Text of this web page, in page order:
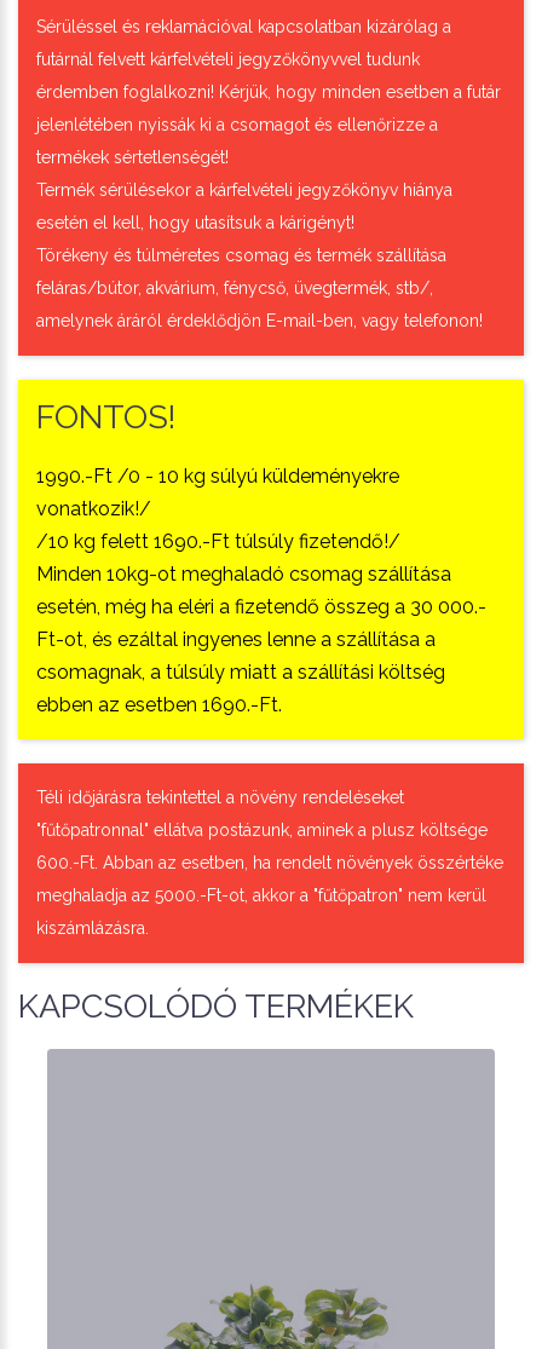
Sérüléssel és reklamációval kapcsolatban kizárólag a
futárnál felvett kárfelvételi jegyzőkönyvvel tudunk
érdemben foglalkozni! Kérjük, hogy minden esetben a futár
jelenlétében nyissák ki a csomagot és ellenőrizze a
termékek sértetlenségét!
Termék sérülésekor a kárfelvételi jegyzőkönyv hiánya
esetén el kell, hogy utasítsuk a kárigényt!
Törékeny és túlméretes csomag és termék szállítása
feláras/bútor, akvárium, fénycső, üvegtermék, stb/,
amelynek áráról érdeklődjön E-mail-ben, vagy telefonon!
FONTOS!
1990.-Ft /0 - 10 kg súlyú küldeményekre
vonatkozik!/
/10 kg felett 1690.-Ft túlsúly fizetendő!/
Minden 10kg-ot meghaladó csomag szállítása
esetén, még ha eléri a fizetendő összeg a 30 000.-
Ft-ot, és ezáltal ingyenes lenne a szállítása a
csomagnak, a túlsúly miatt a szállítási költség
ebben az esetben 1690.-Ft.
Téli időjárásra tekintettel a növény rendeléseket
"fűtőpatronnal" ellátva postázunk, aminek a plusz költsége
600.-Ft. Abban az esetben, ha rendelt növények összértéke
meghaladja az 5000.-Ft-ot, akkor a "fűtőpatron" nem kerül
kiszámlázásra.
KAPCSOLÓDÓ TERMÉKEK